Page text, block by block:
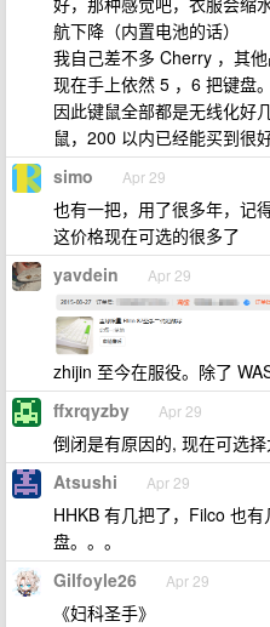
航下降（内置电池的话）
我自己差不多 Cherry ，其
现在手上依然 5 ，6 把键盘
因此键鼠全部都是无线化好
鼠，200 以内已经能买到很
simo Apr 29
也有一把，用了很多年，记
这价格现在可选的很多了
yavdein Apr 29
zhijin 至今在服役。除了
ffxrqyzby Apr 29
倒闭是有原因的, 现在可选
Atsushi Apr 29
HHKB 有几把了，Filco 也
盘。。。
Gilfoyle26 Apr 29
《妇科圣手》